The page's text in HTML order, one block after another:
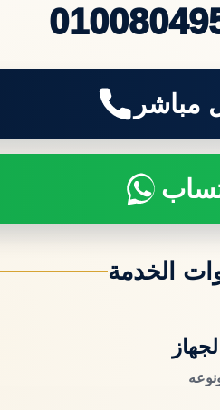
مباشر
الخدمة